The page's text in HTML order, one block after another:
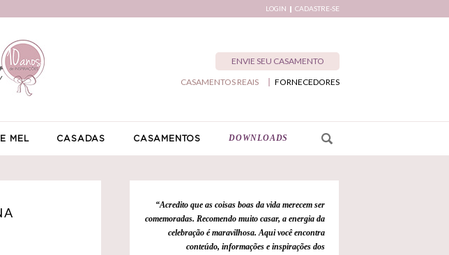
LOGIN CADASTRE-SE
ENVIE SEU CASAMENTO
FORNECEDORES
CASAMENTOS REAIS
MEL CASADAS CASAMENTOS DOWNLOADS
“Acredito que as coisas boas da vida merecem ser
comemoradas. Recomendo muito casar, a energia da
celebração é maravilhosa. Aqui você encontra
conteúdo, informações e inspirações dos